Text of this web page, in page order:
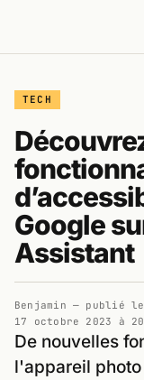
TECH
Google
Assistant
Benjamin — publié le
17 octobre 2023 à
De nouvelles
l'appareil